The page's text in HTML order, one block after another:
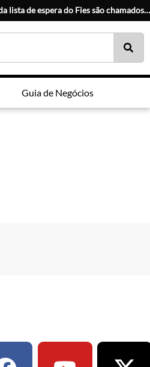
Guia de Negócios